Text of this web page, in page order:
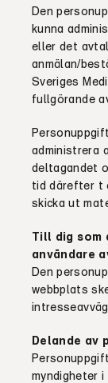
Den
kunna
eller det
anmälan/
Sveriges
fullgörande
administrera
deltagandet
tid därefter t
skicka ut
Till dig som
användare
Den
webbplats
Delande av
myndigheter